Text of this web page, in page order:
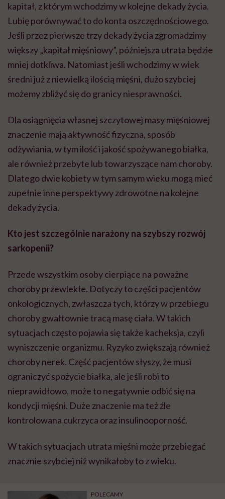
kapitał, z którym wchodzimy w kolejne dekady życia.
Lubię porównywać to do konta oszczędnościowego.
Jeśli przez pierwsze trzy dekady życia zgromadzimy
większy „kapitał mięśniowy”, późniejsza utrata będzie
mniej dotkliwa. Natomiast jeśli wchodzimy w wiek
średni już z niewielką ilością mięśni, dużo szybciej
możemy zbliżyć się do granicy niesprawności.
Dla osiągnięcia własnej szczytowej masy mięśniowej
znaczenie mają aktywność fizyczna, sposób
odżywiania, w tym ilość i jakość spożywanego białka,
ale również przebyte lub towarzyszące nam choroby.
Dlatego dwie kobiety w tym samym wieku mogą mieć
zupełnie inne perspektywy zdrowotne na kolejne
dekady życia.
Kto jest szczególnie narażony na szybszy rozwój
sarkopenii?
Przede wszystkim osoby cierpiące na poważne
choroby przewlekłe. Dotyczy to części pacjentów
onkologicznych, zwłaszcza tych, którzy w przebiegu
choroby gwałtownie tracą masę ciała. W takich
sytuacjach często pojawia się także kacheksja, czyli
wyniszczenie organizmu. Ryzyko zwiększają również
choroby nerek. Część pacjentów słyszy, że musi
ograniczyć spożycie białka, ale jeśli robi to
nieprawidłowo, może to negatywnie odbić się na
kondycji mięśni. Duże znaczenie ma też źle
kontrolowana cukrzyca oraz insulinooporność.
W takich sytuacjach utrata mięśni może przebiegać
znacznie szybciej niż wynikałoby to z wieku.
POLECAMY